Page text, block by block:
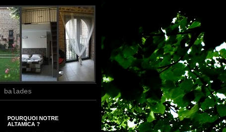
balades
POURQUOI NOTRE
ALTAMICA ?